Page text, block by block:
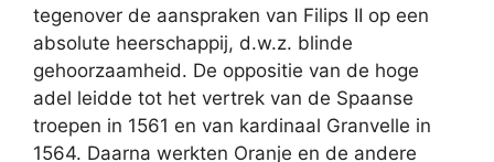
tegenover de aanspraken van Filips II op een
absolute heerschappij, d.w.z. blinde
gehoorzaamheid. De oppositie van de hoge
adel leidde tot het vertrek van de Spaanse
troepen in 1561 en van kardinaal Granvelle in
1564. Daarna werkten Oranje en de andere